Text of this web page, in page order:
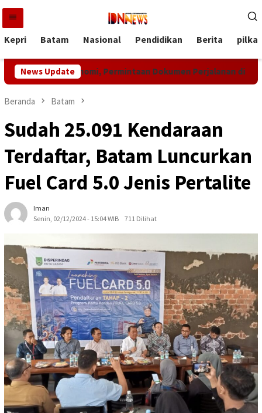
Loncat
konten
Kepri Batam Nasional Pendidikan Berita
News Update
Ekonomi, Permintaan Dokumen Perjalanan di Batam
Beranda Batam
Sudah 25.091 Kendaraan
Terdaftar, Batam Luncurkan
Fuel Card 5.0 Jenis Pertalite
Iman
Senin, 02/12/2024 - 15:04 WIB
711 Dilihat